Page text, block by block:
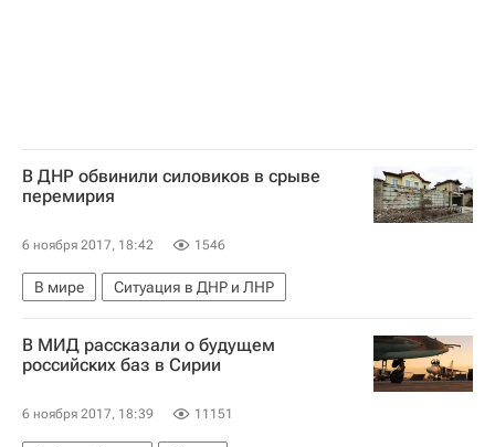
В ДНР обвинили силовиков в срыве
перемирия
6 ноября 2017, 18:42 1546
В мире Ситуация в ДНР и ЛНР
В МИД рассказали о будущем
российских баз в Сирии
6 ноября 2017, 18:39 11151